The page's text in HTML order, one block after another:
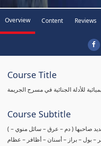
Overview Content Reviews
Course Title
للأدلة الجنائية في مسرح الجريمة
Course Subtitle
( إجراء الإختبارات علي العينة البيولوجية لتحديد صاحبها ( دم – عرق – سائل منوي –
– بول – براز – أسنان – أظافر – عظام